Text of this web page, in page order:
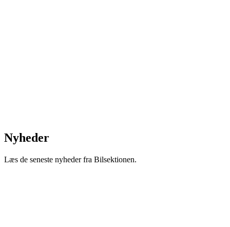
Nyheder
Læs de seneste nyheder fra Bilsektionen.